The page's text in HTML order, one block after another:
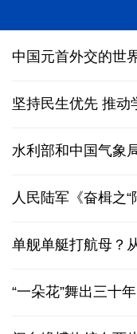
中国元首外交的世
坚持民生优先 推动
水利部和中国气象
人民陆军《奋楫之“